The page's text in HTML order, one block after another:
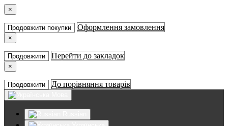
×
Продовжити покупки Оформлення замовлення
×
Продовжити Перейти до закладок
×
Продовжити До порівняння товарів